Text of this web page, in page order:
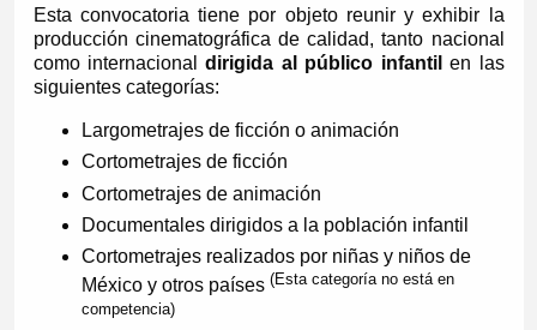
Esta convocatoria tiene por objeto reunir y exhibir la
producción cinematográfica de calidad, tanto nacional
como internacionaldirigida al público infantil en las
siguientes categorías:
Largometrajes de ficción o animación
Cortometrajes de ficción
Cortometrajes de animación
Documentales dirigidos a la población infantil
Cortometrajes realizados por niñas y niños de
México y otros países (Esta categoría no está en
competencia)